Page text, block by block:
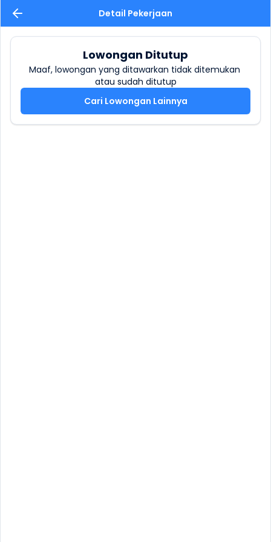
Detail Pekerjaan
Lowongan Ditutup
Maaf, lowongan yang ditawarkan tidak ditemukan
atau sudah ditutup
Cari Lowongan Lainnya